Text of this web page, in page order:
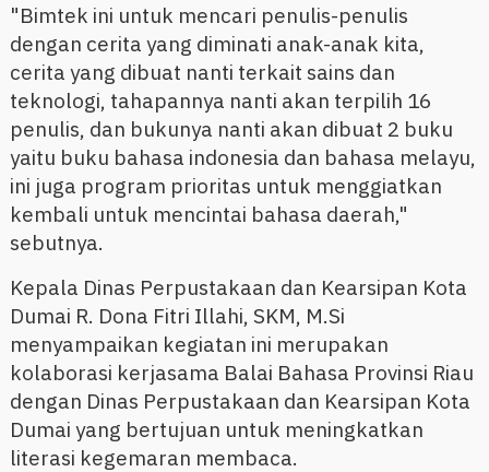
"Bimtek ini untuk mencari penulis-penulis
dengan cerita yang diminati anak-anak kita,
cerita yang dibuat nanti terkait sains dan
teknologi, tahapannya nanti akan terpilih 16
penulis, dan bukunya nanti akan dibuat 2 buku
yaitu buku bahasa indonesia dan bahasa melayu,
ini juga program prioritas untuk menggiatkan
kembali untuk mencintai bahasa daerah,"
sebutnya.
Kepala Dinas Perpustakaan dan Kearsipan Kota
Dumai R. Dona Fitri Illahi, SKM, M.Si
menyampaikan kegiatan ini merupakan
kolaborasi kerjasama Balai Bahasa Provinsi Riau
dengan Dinas Perpustakaan dan Kearsipan Kota
Dumai yang bertujuan untuk meningkatkan
literasi kegemaran membaca.